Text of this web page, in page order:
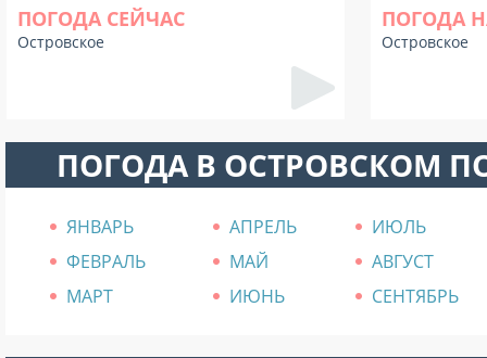
ПОГОДА СЕЙЧАС
Островское
ПОГОДА
Островское
ПОГОДА В ОСТРОВСКОМ
ЯНВАРЬ АПРЕЛЬ
ИЮЛЬ
ФЕВРАЛЬ
МАЙ
АВГУСТ
МАРТ
ИЮНЬ СЕНТЯБРЬ